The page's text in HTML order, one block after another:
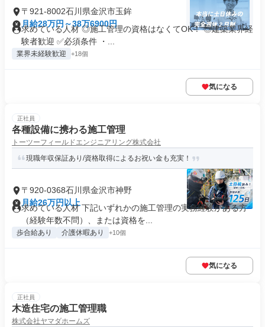
〒921-8002石川県金沢市玉鉾
月給28万円～38万6900円
求めている人材 ◎施工管理の資格はなくてOK！ ◎建築業界経
験者歓迎 ✅必須条件 ・...
業界未経験歓迎 +18個
気になる
正社員
各種設備に携わる施工管理
トーツーフィールドエンジニアリング株式会社
現職年収保証あり/資格取得によるお祝い金も充実！
〒920-0368石川県金沢市神野
月給26万円以上
求めている人材 下記いずれかの施工管理の実務経験がある方
（経験年数不問）、または資格を...
歩合給あり 介護休暇あり +10個
気になる
正社員
木造住宅の施工管理職
株式会社ヤマダホームズ